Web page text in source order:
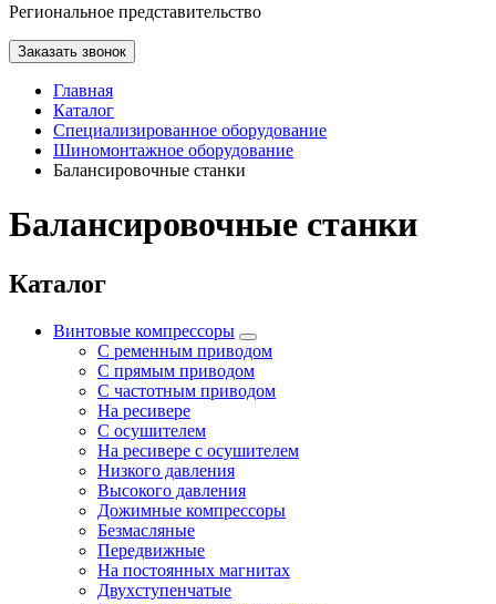
Региональное представительство
Заказать звонок
Главная
Каталог
Специализированное оборудование
Шиномонтажное оборудование
Балансировочные станки
Балансировочные станки
Каталог
Винтовые компрессоры
С ременным приводом
С прямым приводом
С частотным приводом
На ресивере
С осушителем
На ресивере с осушителем
Низкого давления
Высокого давления
Дожимные компрессоры
Безмасляные
Передвижные
На постоянных магнитах
Двухступенчатые